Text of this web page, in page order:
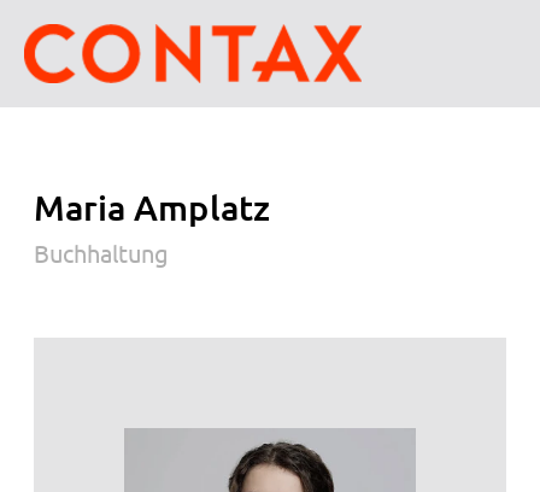
Maria Amplatz
Buchhaltung